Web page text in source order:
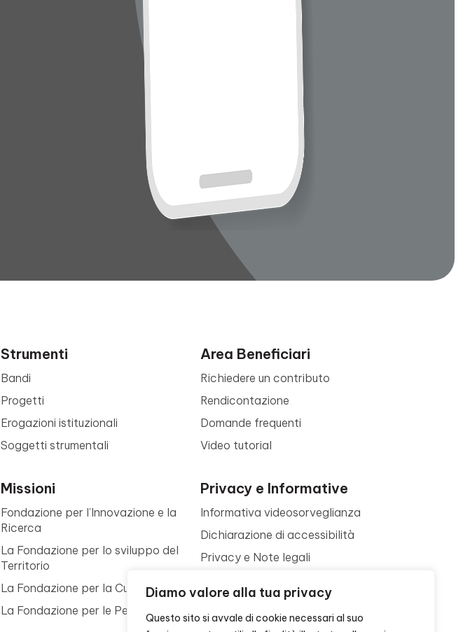
Diamo valore alla tua privacy
Questo sito si avvale di cookie necessari al suo
Strumenti
Bandi
Progetti
Erogazioni istituzionali
Soggetti strumentali
Missioni
Fondazione per l’Innovazione e la
Ricerca
La Fondazione per lo sviluppo del
Territorio
La Fondazione per la Cultura
La Fondazione per le Persone
Area Beneficiari
Richiedere un contributo
Rendicontazione
Domande frequenti
Video tutorial
Privacy e Informative
Informativa videosorveglianza
Dichiarazione di accessibilità
Privacy e Note legali
Contattaci